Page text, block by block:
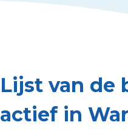
Lijst van de
actief in